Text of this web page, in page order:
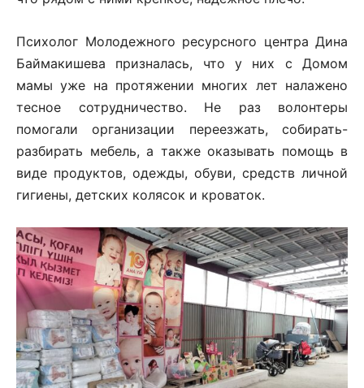
Психолог Молодежного ресурсного центра Дина
Баймакишева призналась, что у них с Домом
мамы уже на протяжении многих лет налажено
тесное сотрудничество. Не раз волонтеры
помогали организации переезжать, собирать-
разбирать мебель, а также оказывать помощь в
виде продуктов, одежды, обуви, средств личной
гигиены, детских колясок и кроваток.